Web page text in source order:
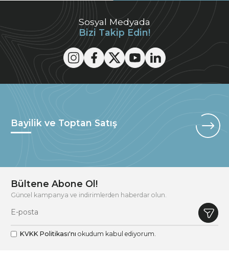
Sosyal Medyada
Bizi Takip Edin!
Bayilik ve Toptan Satış
Bültene Abone Ol!
Güncel kampanya ve indirimlerden haberdar olun.
KVKK Politikası'nı okudum kabul ediyorum.